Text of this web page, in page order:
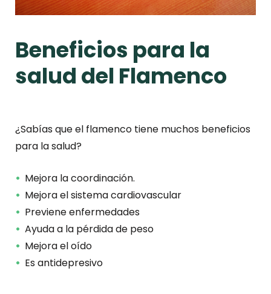
Beneficios para la
salud del Flamenco
¿Sabías que el flamenco tiene muchos beneficios
para la salud?
Mejora la coordinación.
Mejora el sistema cardiovascular
Previene enfermedades
Ayuda a la pérdida de peso
Mejora el oído
Es antidepresivo